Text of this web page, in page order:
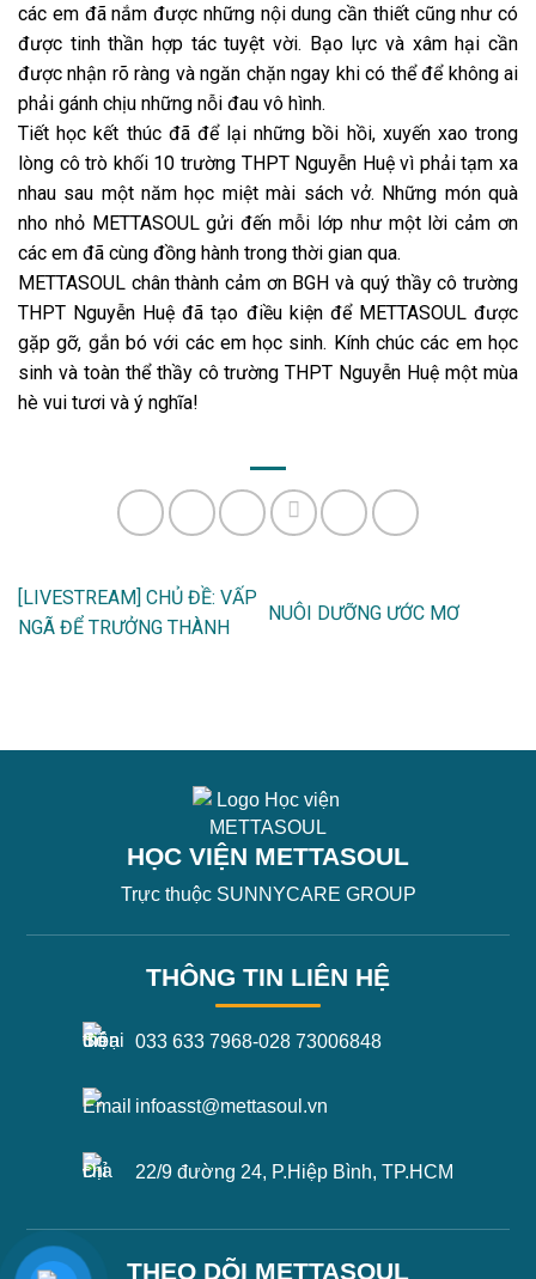
các em đã nắm được những nội dung cần thiết cũng như có
được tinh thần hợp tác tuyệt vời. Bạo lực và xâm hại cần
được nhận rõ ràng và ngăn chặn ngay khi có thể để không ai
phải gánh chịu những nỗi đau vô hình.
Tiết học kết thúc đã để lại những bồi hồi, xuyến xao trong
lòng cô trò khối 10 trường THPT Nguyễn Huệ vì phải tạm xa
nhau sau một năm học miệt mài sách vở. Những món quà
nho nhỏ METTASOUL gửi đến mỗi lớp như một lời cảm ơn
các em đã cùng đồng hành trong thời gian qua.
METTASOUL chân thành cảm ơn BGH và quý thầy cô trường
THPT Nguyễn Huệ đã tạo điều kiện để METTASOUL được
gặp gỡ, gắn bó với các em học sinh. Kính chúc các em học
sinh và toàn thể thầy cô trường THPT Nguyễn Huệ một mùa
hè vui tươi và ý nghĩa!
[LIVESTREAM] CHỦ ĐỀ: VẤP
NGÃ ĐỂ TRƯỞNG THÀNH
NUÔI DƯỠNG ƯỚC MƠ
HỌC VIỆN METTASOUL
Trực thuộc SUNNYCARE GROUP
THÔNG TIN LIÊN HỆ
033 633 7968-028 73006848
infoasst@mettasoul.vn
22/9 đường 24, P.Hiệp Bình, TP.HCM
THEO DÕI METTASOUL